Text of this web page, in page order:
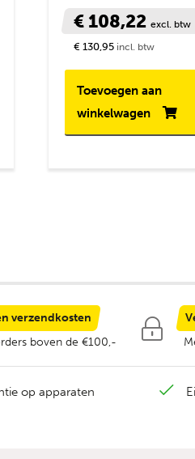
€ 108,22 excl. btw
€ 130,95 incl. btw
Toevoegen aan
winkelwagen
verzendkosten
boven de €100,-
op apparaten